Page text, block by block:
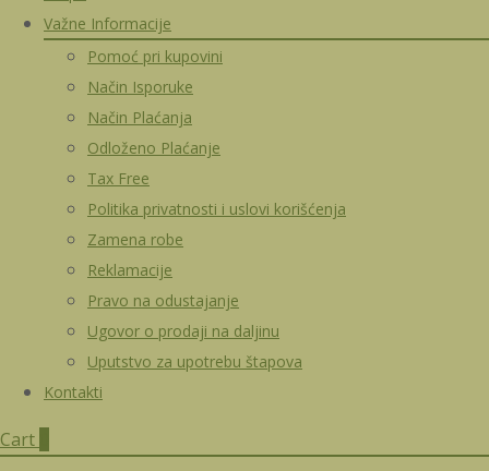
Važne Informacije
Pomoć pri kupovini
Način Isporuke
Način Plaćanja
Odloženo Plaćanje
Tax Free
Politika privatnosti i uslovi korišćenja
Zamena robe
Reklamacije
Pravo na odustajanje
Ugovor o prodaji na daljinu
Uputstvo za upotrebu štapova
Kontakti
Cart